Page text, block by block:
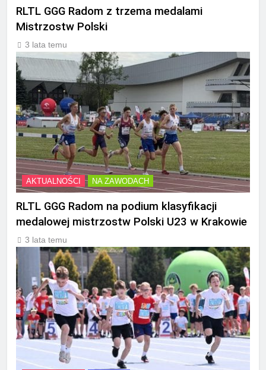
RLTL GGG Radom z trzema medalami
Mistrzostw Polski
3 lata temu
AKTUALNOŚCI NA ZAWODACH
RLTL GGG Radom na podium klasyfikacji
medalowej mistrzostw Polski U23 w Krakowie
3 lata temu